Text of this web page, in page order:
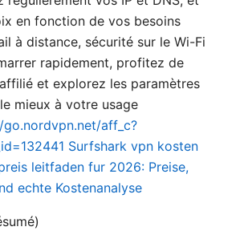
en fonction de vos besoins
à distance, sécurité sur le Wi-Fi
rapidement, profitez de
et explorez les paramètres
mieux à votre usage
aff_c?
Surfshark vpn kosten
leitfaden fur 2026: Preise,
echte Kostenanalyse